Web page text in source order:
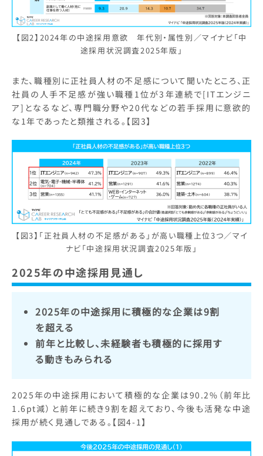
【図2】2024年の中途採用意欲 年代別・属性別／マイナビ「中
途採用状況調査2025年版」
また、職種別に正社員人材の不足感について聞いたところ、正
社員の人手不足感が強い職種1位が3年連続で[ITエンジニ
ア]となるなど、専門職分野や20代などの若手採用に意欲的
な1年であったと類推される。【図3】
【図3】「正社員人材の不足感がある」が高い職種上位3つ／マイ
ナビ「中途採用状況調査2025年版」
2025年の中途採用見通し
2025年の中途採用に積極的な企業は9割
を超える
前年と比較し、未経験者も積極的に採用す
る動きもみられる
2025年の中途採用において積極的な企業は90.2%（前年比
1.6pt減）と前年に続き9割を超えており、今後も活発な中途
採用が続く見通しである。【図4-1】